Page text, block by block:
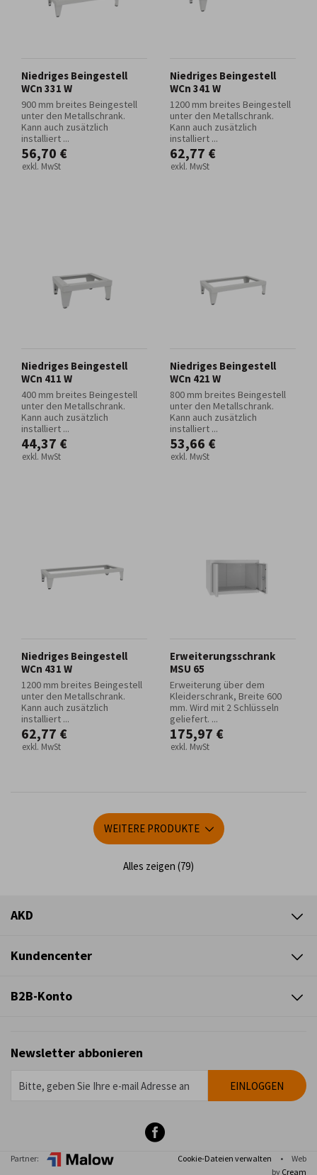
Niedriges Beingestell
WCn 331 W
900 mm breites Beingestell
unter den Metallschrank.
Kann auch zusätzlich
installiert ...
56,70 €
exkl. MwSt
Niedriges Beingestell
WCn 341 W
1200 mm breites Beingestell
unter den Metallschrank.
Kann auch zusätzlich
installiert ...
62,77 €
exkl. MwSt
Niedriges Beingestell
WCn 411 W
400 mm breites Beingestell
unter den Metallschrank.
Kann auch zusätzlich
installiert ...
44,37 €
exkl. MwSt
Niedriges Beingestell
WCn 421 W
800 mm breites Beingestell
unter den Metallschrank.
Kann auch zusätzlich
installiert ...
53,66 €
exkl. MwSt
Niedriges Beingestell
WCn 431 W
1200 mm breites Beingestell
unter den Metallschrank.
Kann auch zusätzlich
installiert ...
62,77 €
exkl. MwSt
Erweiterungsschrank
MSU 65
Erweiterung über dem
Kleiderschrank, Breite 600
mm. Wird mit 2 Schlüsseln
geliefert. ...
175,97 €
exkl. MwSt
WEITERE PRODUKTE
Alles zeigen (79)
AKD
Kundencenter
B2B-Konto
Newsletter abbonieren
Partner: Cookie-Dateien verwalten •
Web
by Cream